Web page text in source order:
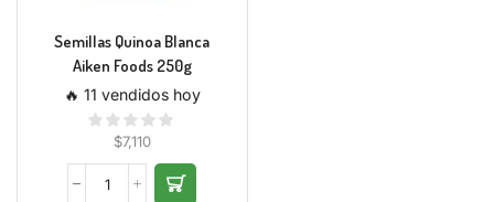
Semillas Quinoa Blanca
Aiken Foods 250g
🔥 11 vendidos hoy
$7,110